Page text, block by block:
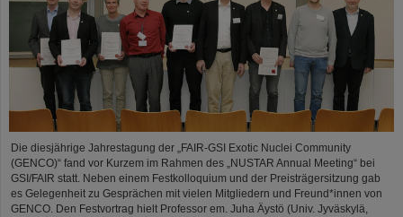
Die diesjährige Jahrestagung der „FAIR-GSI Exotic Nuclei Community
(GENCO)“ fand vor Kurzem im Rahmen des „NUSTAR Annual Meeting“ bei
GSI/FAIR statt. Neben einem Festkolloquium und der Preisträgersitzung gab
es Gelegenheit zu Gesprächen mit vielen Mitgliedern und Freund*innen von
GENCO. Den Festvortrag hielt Professor em. Juha Äystö (Univ. Jyväskylä,